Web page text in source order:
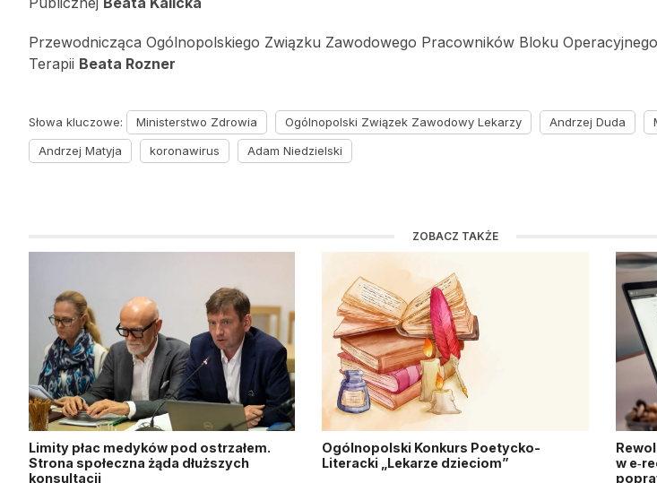
Przewodnicząca Ogólnopolskiego Związku Zawodowego Pracowników Bloku
Terapii Beata Rozner
Słowa kluczowe: Ministerstwo Zdrowia Ogólnopolski Związek Zawodowy Lekarzy Andrzej Duda
Andrzej Matyja
koronawirus Adam Niedzielski
ZOBACZ TAKŻE
Limity płac medyków pod ostrzałem.
Strona społeczna żąda dłuższych
konsultacji
Ogólnopolski Konkurs Poetycko-
Literacki „Lekarze dzieciom”
w